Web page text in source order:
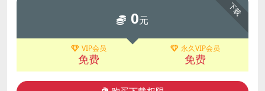
下载
0元
VIP会员
免费
永久VIP会员
免费